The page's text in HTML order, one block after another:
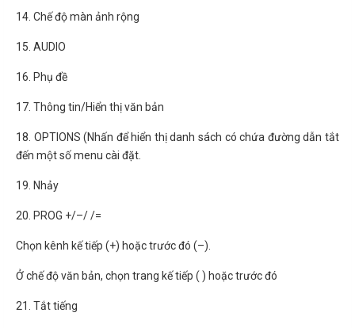
14. Chế độ màn ảnh rộng
15. AUDIO
16. Phụ đề
17. Thông tin/Hiển thị văn bản
18. OPTIONS (Nhấn để hiển thị danh sách có chứa đường dẫn tắt
đến một số menu cài đặt.
19. Nhảy
20. PROG +/–/ /=
Chọn kênh kế tiếp (+) hoặc trước đó (–).
Ở chế độ văn bản, chọn trang kế tiếp ( ) hoặc trước đó
21. Tắt tiếng